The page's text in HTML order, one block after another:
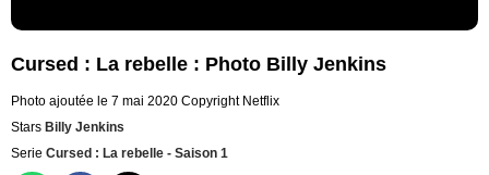
Cursed : La rebelle : Photo Billy Jenkins
Photo ajoutée le 7 mai 2020 Copyright Netflix
Stars Billy Jenkins
Serie Cursed : La rebelle - Saison 1